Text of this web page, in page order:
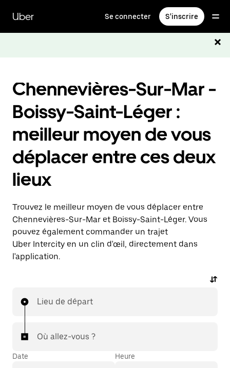
contenu
principal
Uber Se connecter S'inscrire
Chennevières-Sur-Mar -
Boissy-Saint-Léger :
meilleur moyen de vous
déplacer entre ces deux
lieux
Trouvez le meilleur moyen de vous déplacer entre
Chennevières-Sur-Mar et Boissy-Saint-Léger. Vous
pouvez également commander un trajet
Uber Intercity en un clin d'œil, directement dans
l'application.
Lieu de départ
Où allez-vous ?
Date Heure